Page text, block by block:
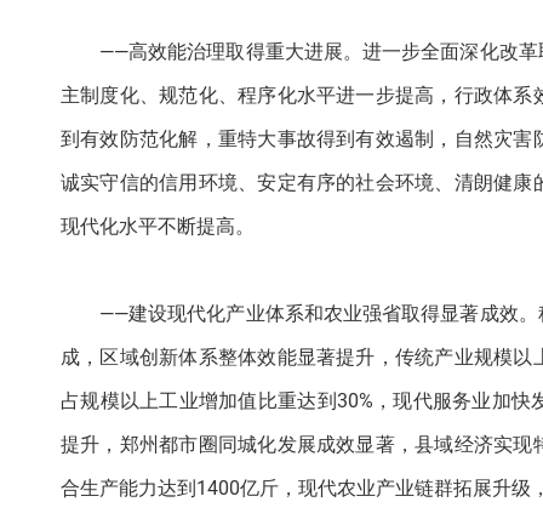
——高效能治理取得重大进展。进一步全面深化改
主制度化、规范化、程序化水平进一步提高，行政体
到有效防范化解，重特大事故得到有效遏制，自然灾
诚实守信的信用环境、安定有序的社会环境、清朗健
现代化水平不断提高。
——建设现代化产业体系和农业强省取得显著成效
成，区域创新体系整体效能显著提升，传统产业规模
占规模以上工业增加值比重达到30%，现代服务业加
提升，郑州都市圈同城化发展成效显著，县域经济实
合生产能力达到1400亿斤，现代农业产业链群拓展升级